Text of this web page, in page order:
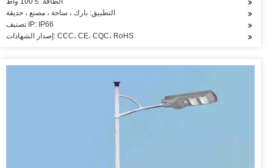
التطبيق: بارك ، ساحة ، مصنع ، حديقة
تصنيف IP: IP66
إصدار الشهادات: CCC، CE، CQC، RoHS